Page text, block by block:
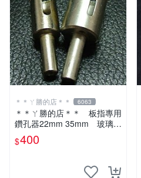
＊＊ㄚ勝的店＊＊ 6063
＊＊ㄚ勝的店＊＊ 板指專用
鑽孔器22mm 35mm 玻璃玉
石等硬物使用～
$400